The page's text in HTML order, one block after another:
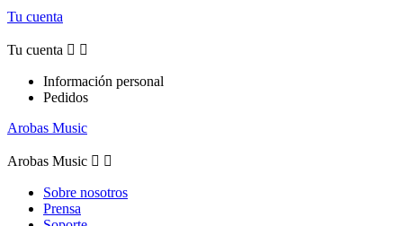
Tu cuenta
Tu cuenta  
Información personal
Pedidos
Arobas Music
Arobas Music  
Sobre nosotros
Prensa